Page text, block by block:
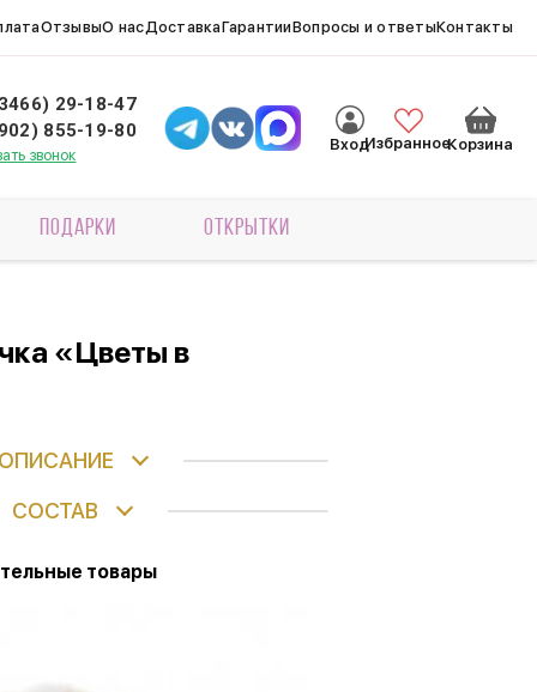
ОтзывыО насДоставкаГарантииВопросы и ответыКонтакты
29-18-47
855-19-80
звонок
ВходИзбранноеКорзина
ПОДАРКИ ОТКРЫТКИ
«Цветы в
ОПИСАНИЕ
СОСТАВ
товары